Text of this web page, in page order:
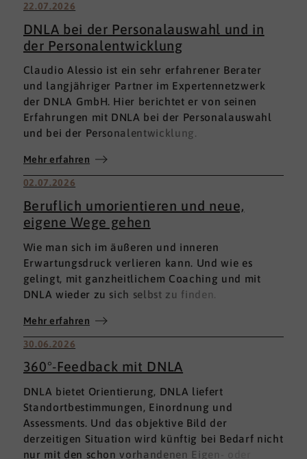
22.07.2026
DNLA bei der Personalauswahl und in
der Personalentwicklung
Claudio Alessio ist ein sehr erfahrener Berater
und langjähriger Partner im Expertennetzwerk
der DNLA GmbH. Hier berichtet er von seinen
Erfahrungen mit DNLA bei der Personalauswahl
und bei der Personalentwicklung.
Mehr erfahren
02.07.2026
Beruflich umorientieren und neue,
eigene Wege gehen
Wie man sich im äußeren und inneren
Erwartungsdruck verlieren kann. Und wie es
gelingt, mit ganzheitlichem Coaching und mit
DNLA wieder zu sich selbst zu finden.
Mehr erfahren
30.06.2026
360°-Feedback mit DNLA
DNLA bietet Orientierung, DNLA liefert
Standortbestimmungen, Einordnung und
Assessments. Und das objektive Bild der
derzeitigen Situation wird künftig bei Bedarf nicht
nur mit den schon vorhandenen Eigen- oder